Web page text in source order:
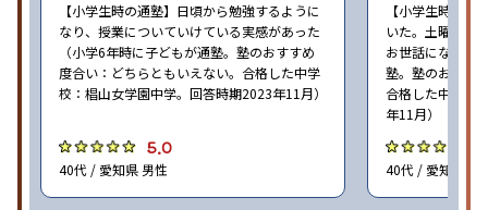
【小学生時の通塾】日頃から勉強するように
なり、授業についていけている実感があった
（小学6年時に子どもが通塾。塾のおすすめ
度合い：どちらともいえない。合格した中学
校：椙山女学園中学。回答時期2023年11月）
5.0
40代 / 愛知県 男性
【小学生時の通
いた。土曜ゼミ
お世話になった
塾。塾のおすす
合格した中学校
年11月）
40代 / 愛知県 女